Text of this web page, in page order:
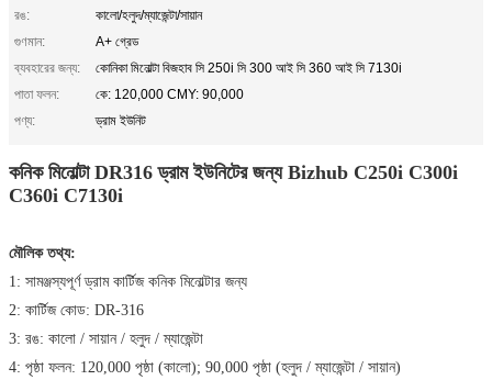
রঙ:
কালো/হলুদ/ম্যাজেন্টা/সায়ান
গুণমান:
A+ গ্রেড
ব্যবহারের জন্য:
কোনিকা মিনোল্টা বিজহাব সি 250i সি 300 আই সি 360 আই সি 7130i
পাতা ফলন:
কে: 120,000 CMY: 90,000
পণ্য:
ড্রাম ইউনিট
কনিক মিনোল্টা DR316 ড্রাম ইউনিটের জন্য Bizhub C250i C300i
C360i C7130i
মৌলিক তথ্য:
1: সামঞ্জস্যপূর্ণ ড্রাম কার্টিজ কনিক মিনোল্টার জন্য
2: কার্টিজ কোড: DR-316
3: রঙ: কালো / সায়ান / হলুদ / ম্যাজেন্টা
4: পৃষ্ঠা ফলন: 120,000 পৃষ্ঠা (কালো); 90,000 পৃষ্ঠা (হলুদ / ম্যাজেন্টা / সায়ান)